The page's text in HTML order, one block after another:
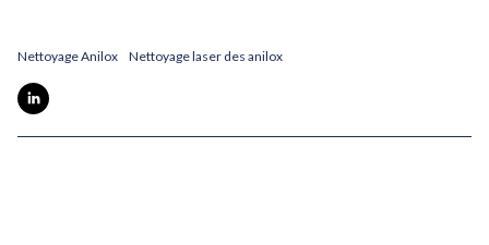
Nettoyage Anilox Nettoyage laser des anilox